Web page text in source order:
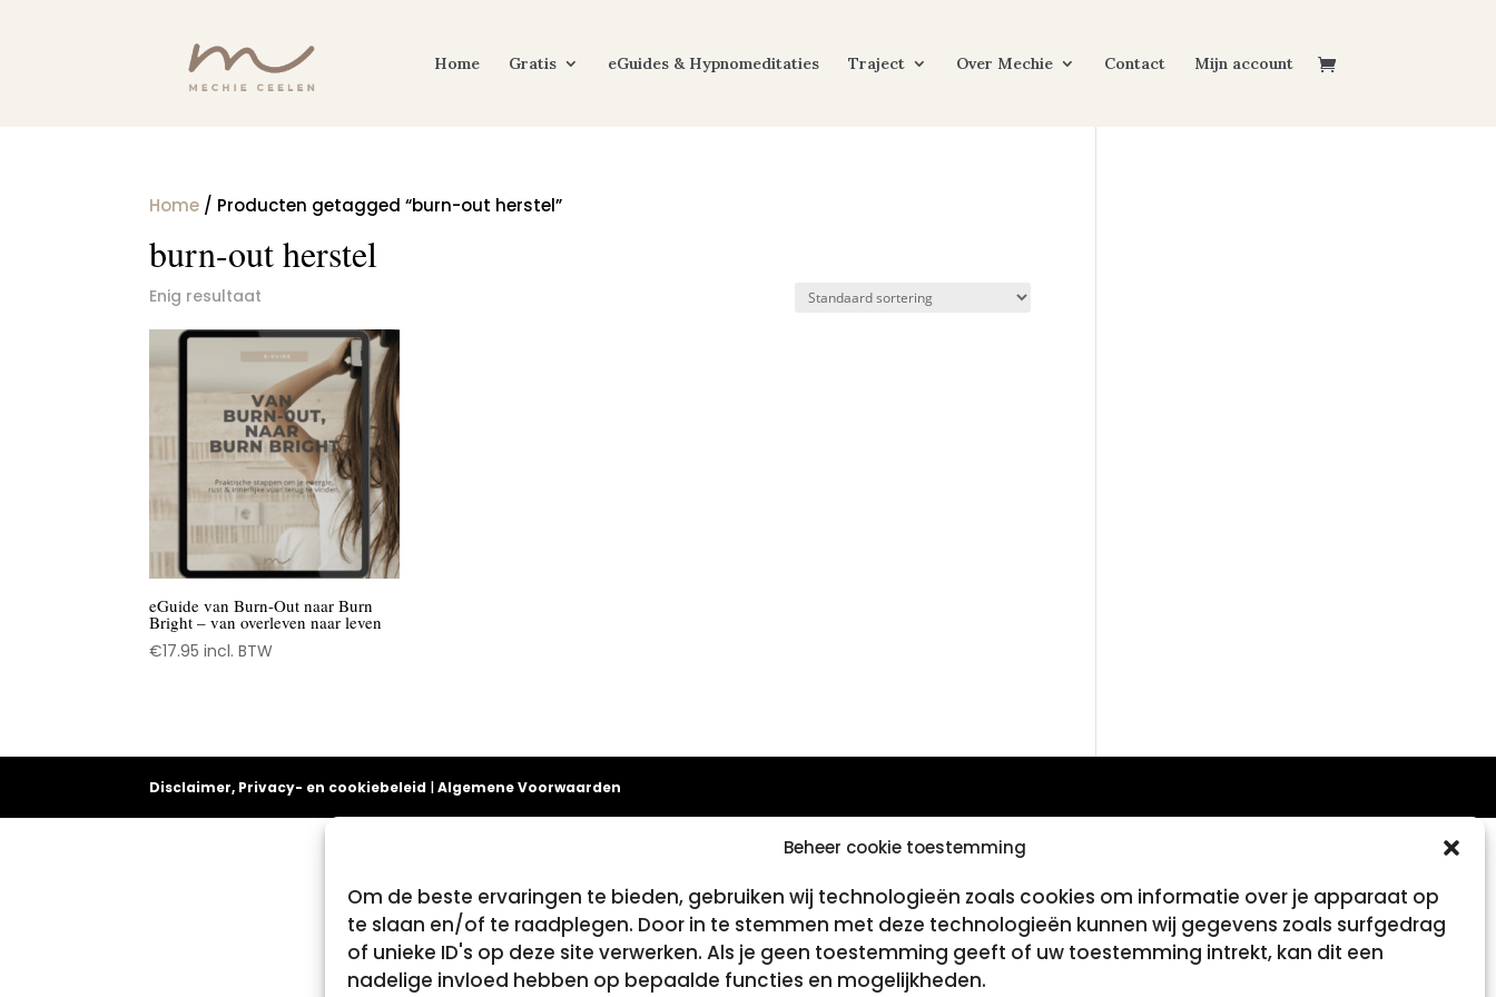
Beheer cookie toestemming
Om de beste ervaringen te bieden, gebruiken wij technologieën zoals cookies om informatie over je apparaat op
te slaan en/of te raadplegen. Door in te stemmen met deze technologieën kunnen wij gegevens zoals surfgedrag
of unieke ID's op deze site verwerken. Als je geen toestemming geeft of uw toestemming intrekt, kan dit een
nadelige invloed hebben op bepaalde functies en mogelijkheden.
Home Gratis eGuides & Hypnomeditaties Traject Over Mechie Contact Mijn account
Home / Producten getagged “burn-out herstel”
burn-out herstel
Enig resultaat
eGuide van Burn-Out naar Burn
Bright – van overleven naar leven
€17.95 incl. BTW
Disclaimer, Privacy- en cookiebeleid |Algemene Voorwaarden